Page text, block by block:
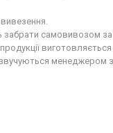
забрати самовивозом